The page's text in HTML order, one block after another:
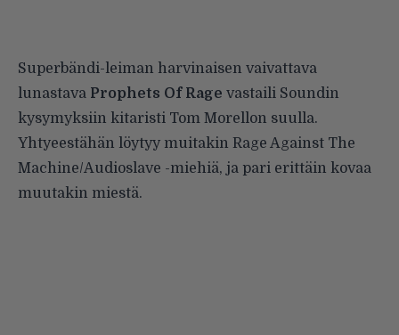
Superbändi-leiman harvinaisen vaivattava
lunastava Prophets Of Rage vastaili Soundin
kysymyksiin kitaristi Tom Morellon suulla.
Yhtyeestähän löytyy muitakin Rage Against The
Machine/Audioslave -miehiä, ja pari erittäin kovaa
muutakin miestä.